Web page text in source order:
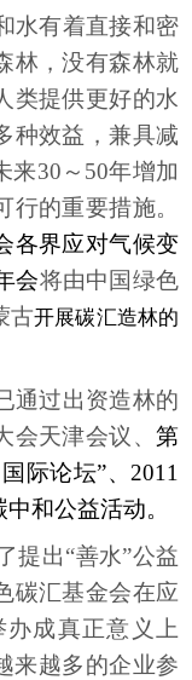
水有着直接和密
林，没有森林就
类提供更好的水
种效益，兼具减
来30～50年增加
的重要措施。
各界应对气候变
会将由中国绿色
古开展碳汇造林的
通过出资造林的
天津会议、 第
际论坛”、2011
和公益活动。
提出“善水”公益
碳汇基金会在应
成真正意义上
来越多的企业参